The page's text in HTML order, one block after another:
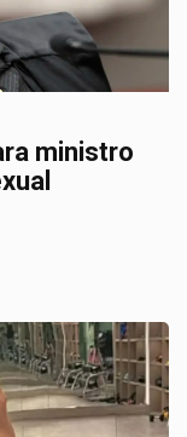
ministro